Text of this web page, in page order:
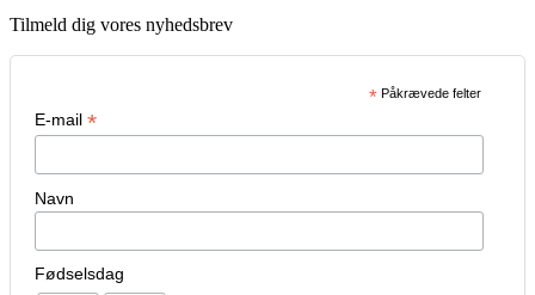
Tilmeld dig vores nyhedsbrev
* Påkrævede felter
E-mail *
Navn
Fødselsdag